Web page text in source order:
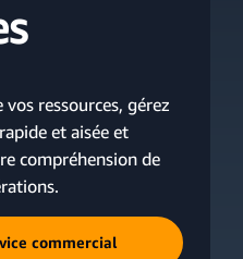
ressources, gérez
et aisée et
compréhension de
commercial